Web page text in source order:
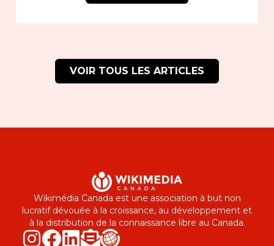
VOIR TOUS LES ARTICLES
Wikimédia Canada est une association à but non
lucratif dévouée à la croissance, au développement et
à la distribution de la connaissance libre au Canada.